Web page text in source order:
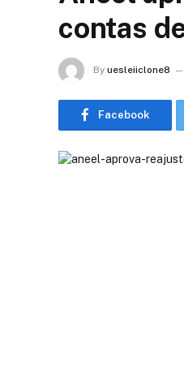
contas
By uesleiiclone8
Facebook